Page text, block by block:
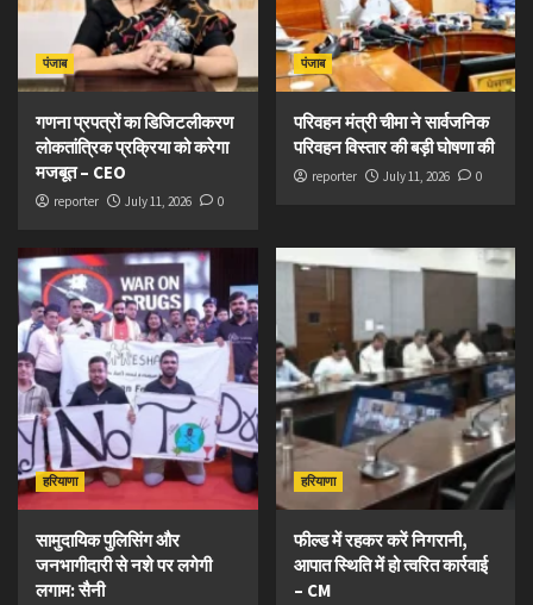
पंजाब
गणना प्रपत्रों का डिजिटलीकरण
लोकतांत्रिक प्रक्रिया को करेगा
मजबूत – CEO
reporter July 11, 2026 0
पंजाब
परिवहन मंत्री चीमा ने सार्वजनिक
परिवहन विस्तार की बड़ी घोषणा की
reporter July 11, 2026 0
हरियाणा
सामुदायिक पुलिसिंग और
जनभागीदारी से नशे पर लगेगी
लगाम: सैनी
हरियाणा
फील्ड में रहकर करें निगरानी,
आपात स्थिति में हो त्वरित कार्रवाई
– CM